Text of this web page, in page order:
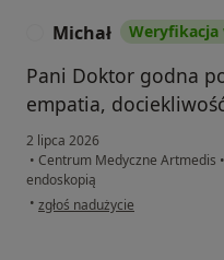
Michał Weryfikacja
Pani Doktor godna
empatia,
2 lipca 2026
• Centrum Medyczne Artmedis •
endoskopią
• w opinii użytkownika Michał
zgłoś nadużycie